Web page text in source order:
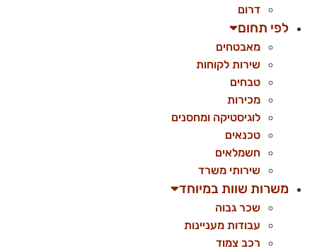
דרום
לפי תחום
מאבטחים
שירות לקוחות
טבחים
מכירות
לוגיסטיקה ומחסנים
טכנאים
חשמלאים
שירותי משרד
משרות שוות במיוחד
שכר גבוה
עבודות מעניינות
רכב צמוד